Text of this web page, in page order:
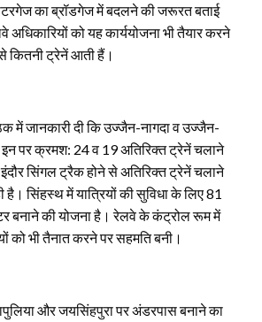
का ब्रॉडगेज में बदलने की जरूरत बताई
को यह कार्ययोजना भी तैयार करने
कितनी ट्रेनें आती हैं।
में जानकारी दी कि उज्जैन-नागदा व उज्जैन-
पर क्रमश: 24 व 19 अतिरिक्त ट्रेनें चलाने
सिंगल ट्रैक होने से अतिरिक्त ट्रेनें चलाने
है। सिंहस्थ में यात्रियों की सुविधा के लिए 81
बनाने की योजना है। रेलवे के कंट्रोल रूम में
को भी तैनात करने पर सहमति बनी।
और जयसिंहपुरा पर अंडरपास बनाने का